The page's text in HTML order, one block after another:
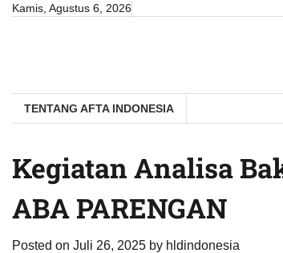
SkipKamis, Agustus 6, 2026
TENTANG AFTA INDONESIA
Kegiatan Analisa
ABA PARENGAN
Posted on Juli 26, 2025 by hldindonesia